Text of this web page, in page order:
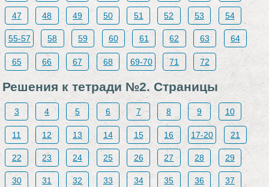
47 48 49 50 51 52 53 54
55-57 58 59 60 61 62 63 64
65 66 67 68 69-70 71 72
Решения к тетради №2. Страницы
3 4 5 6 7 8 9 10
11 12 13 14 15 16 17-20 21
22 23 24 25 26 27 28 29
30 31 32 33 34 35 36 37